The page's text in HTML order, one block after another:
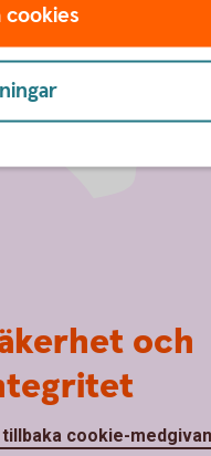
cookies
och
tillbaka cookie-